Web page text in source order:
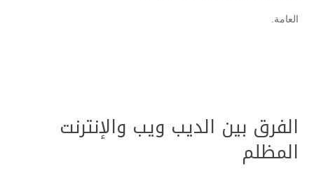
العامة.
الفرق بين الديب ويب والإنترنت
المظلم